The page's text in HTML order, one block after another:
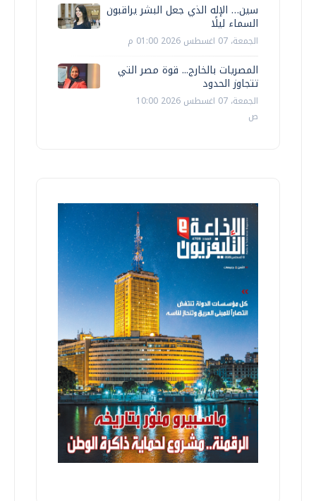
سين… الإله الذي جعل البشر يراقبون
السماء ليلًا
الجمعة، 07 اغسطس 2026 01:00 م
المصريات بالخارج... قوة مصر التي
تتجاوز الحدود
الجمعة، 07 اغسطس 2026 10:00
ص